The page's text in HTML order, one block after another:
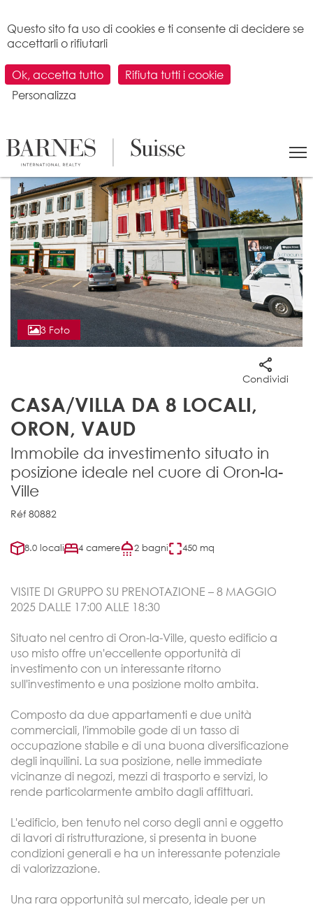
3 Foto
CASA/VILLA DA 8 LOCALI,
ORON, VAUD
Condividi
Immobile da investimento situato in
posizione ideale nel cuore di Oron-la-
Ville
Réf 80882
8.0 locali 4 camere 2 bagni 450 mq
VISITE DI GRUPPO SU PRENOTAZIONE – 8 MAGGIO
2025 DALLE 17:00 ALLE 18:30
Situato nel centro di Oron-la-Ville, questo edificio a
uso misto offre un'eccellente opportunità di
investimento con un interessante ritorno
sull'investimento e una posizione molto ambita.
Composto da due appartamenti e due unità
commerciali, l'immobile gode di un tasso di
occupazione stabile e di una buona diversificazione
degli inquilini. La sua posizione, nelle immediate
vicinanze di negozi, mezzi di trasporto e servizi, lo
rende particolarmente ambito dagli affittuari.
L'edificio, ben tenuto nel corso degli anni e oggetto
di lavori di ristrutturazione, si presenta in buone
condizioni generali e ha un interessante potenziale
di valorizzazione.
Una rara opportunità sul mercato, ideale per un
Questo sito fa uso di cookies e ti consente di decidere se
accettarli o rifiutarli
Ok, accetta tutto
Rifiuta tutti i cookie
Personalizza